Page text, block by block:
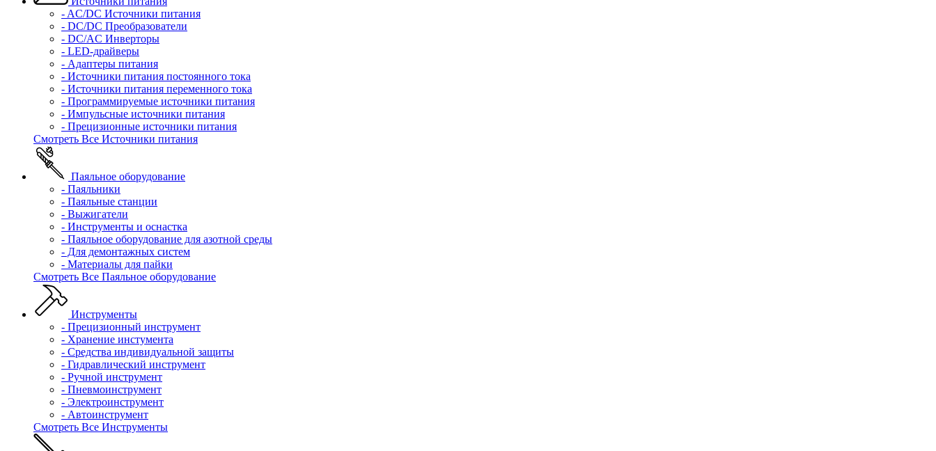
- AC/DC Источники питания
- DC/DC Преобразователи
- DC/AC Инверторы
- LED-драйверы
- Адаптеры питания
- Источники питания постоянного тока
- Источники питания переменного тока
- Программируемые источники питания
- Импульсные источники питания
- Прецизионные источники питания
Смотреть Все Источники питания
Паяльное оборудование
- Паяльники
- Паяльные станции
- Выжигатели
- Инструменты и оснастка
- Паяльное оборудование для азотной среды
- Для демонтажных систем
- Материалы для пайки
Смотреть Все Паяльное оборудование
Инструменты
- Прецизионный инструмент
- Хранение инстумента
- Средства индивидуальной защиты
- Гидравлический инструмент
- Ручной инструмент
- Пневмоинструмент
- Электроинструмент
- Автоинструмент
Смотреть Все Инструменты